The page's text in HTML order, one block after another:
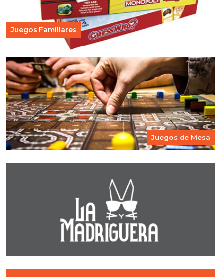
Juegos Familiares
Juegos de Mesa